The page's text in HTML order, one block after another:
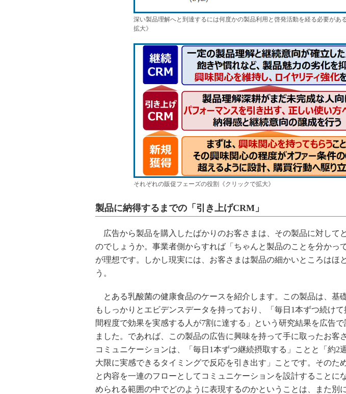
深い製品理解へと到達するには何度かの製品利用と啓発活動を経る必要があ
拡大》
それぞれの販促フェーズの役割《クリックで拡大》
製品に納得するまでの「引き上げCRM」
広告から製品を購入したばかりのお客さまは、その製品に対して
のでしょうか。事業者側からすれば「ちゃんと製品のことを分かっ
が理想です。しかし現実には、お客さまは製品の細かいところはほ
う。
とある乳酸菌の健康食品のケースを紹介します。この製品は、基
もしっかりとエビデンスデータを持っており、「毎日1本ずつ続け
間程度で効果を実感する人が7割に達する」という研究結果を広告
ました。であれば、この製品の広告に興味を持って手に取ったお客
コミュニケーションは、「毎日1本ずつ継続摂取する」ことと「約2
大限に実感できるタイミングで反応を引き出す」ことです。そのた
と内容を一連のフローとしてコミュニケーションを設計することに
められる範囲の中でどのように表現するのかということは、また別